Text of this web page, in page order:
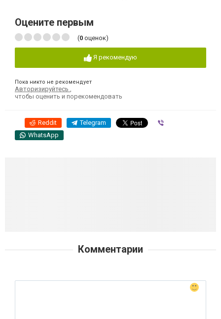
Оцените первым
(0 оценок)
Я рекомендую
Пока никто не рекомендует
Авторизируйтесь
чтобы оценить и порекомендовать
Reddit Telegram
WhatsApp
Комментарии